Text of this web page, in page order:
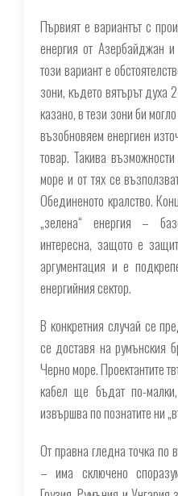
Първият е вариантът с
енергия от Азербайджан
този вариант е
зони, където вятърът духа
казано, в тези зони би
възобновяем енергиен
товар. Такива
море и от тях се
Обединеното кралство.
„зелена“ енергия –
интересна, защото е
аргументация и е
енергийния сектор.
В конкретния случай се
се доставя на румънския
Черно море. Проектантите
кабел ще бъдат по-
извършва по познатите ни
От правна гледна точка
– има сключено